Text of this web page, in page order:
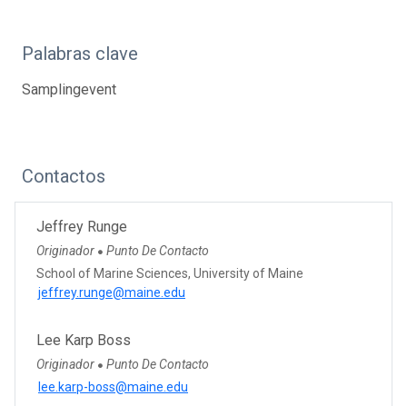
Palabras clave
Samplingevent
Contactos
Jeffrey Runge
Originador ● Punto De Contacto
School of Marine Sciences, University of Maine
jeffrey.runge@maine.edu
Lee Karp Boss
Originador ● Punto De Contacto
lee.karp-boss@maine.edu